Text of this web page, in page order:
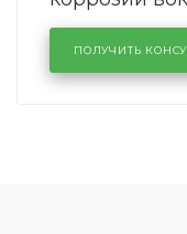
лобового
районе
Volkswagen
ПОЛУЧИТЬ